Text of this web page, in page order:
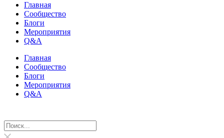
Главная
Сообщество
Блоги
Мероприятия
Q&A
Главная
Сообщество
Блоги
Мероприятия
Q&A